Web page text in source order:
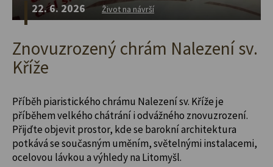
22. 6. 2026 Život na návrší
Znovuzrozený chrám Nalezení sv.
Kříže
Příběh piaristického chrámu Nalezení sv. Kříže je
příběhem velkého chátrání i odvážného znovuzrození.
Přijďte objevit prostor, kde se barokní architektura
potkává se současným uměním, světelnými instalacemi,
ocelovou lávkou a výhledy na Litomyšl.